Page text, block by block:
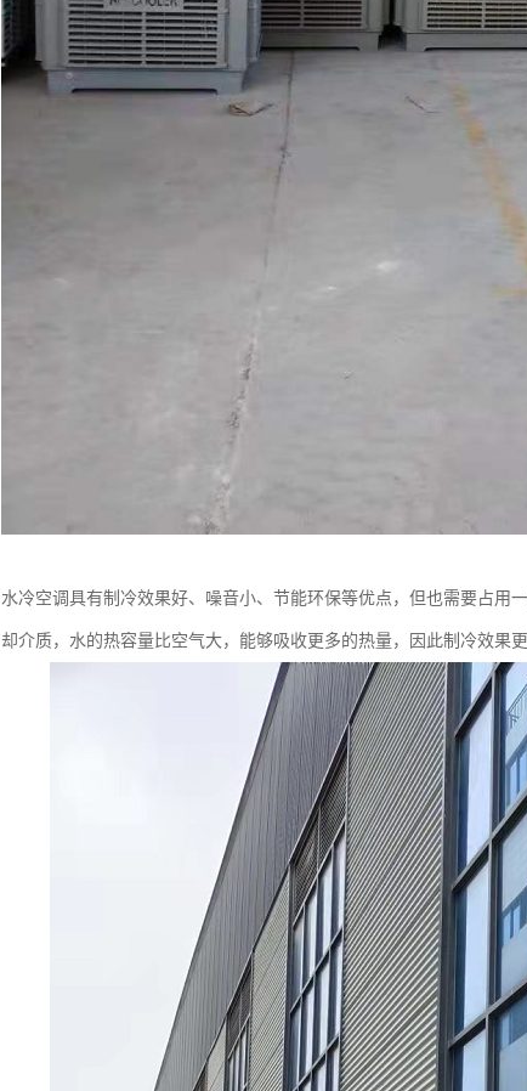
水冷空调具有制冷效果好、噪音小、节能环保等优点，但也需要占用
却介质，水的热容量比空气大，能够吸收更多的热量，因此制冷效果更